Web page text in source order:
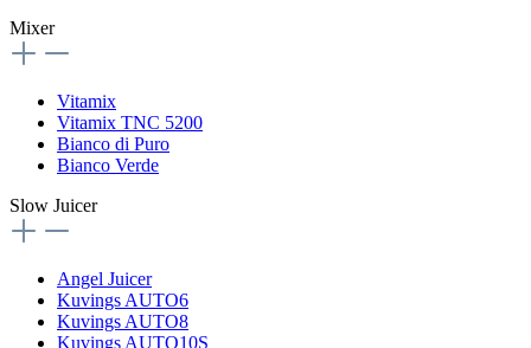
Mixer
Vitamix
Vitamix TNC 5200
Bianco di Puro
Bianco Verde
Slow Juicer
Angel Juicer
Kuvings AUTO6
Kuvings AUTO8
Kuvings AUTO10S